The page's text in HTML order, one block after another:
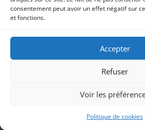
consentement peut avoir un effet négatif sur
et fonctions.
Accepter
Refuser
Voir les
Politique de cookies